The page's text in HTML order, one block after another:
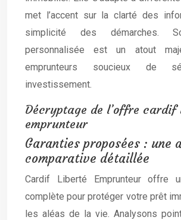
met l’accent sur la clarté des
simplicité des démarches.
personnalisée est un atout
emprunteurs soucieux de
investissement.
Décryptage de l’offre cardif
emprunteur
Garanties proposées : une
comparative détaillée
Cardif Liberté Emprunteur offre
complète pour protéger votre prêt
les aléas de la vie. Analysons